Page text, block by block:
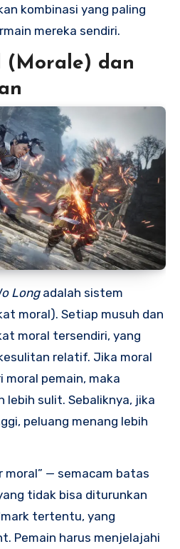
kombinasi yang paling
mereka sendiri.
(Morale) dan
Longadalah sistem
moral). Setiap musuh dan
moral tersendiri, yang
relatif. Jika moral
moral pemain, maka
lebih sulit. Sebaliknya, jika
peluang menang lebih
moral” — semacam batas
tidak bisa diturunkan
tertentu, yang
Pemain harus menjelajahi